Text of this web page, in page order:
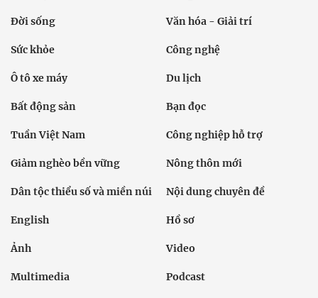
Đời sống Văn hóa - Giải trí
Sức khỏe Công nghệ
Ô tô xe máy Du lịch
Bất động sản Bạn đọc
Tuần Việt Nam Công nghiệp hỗ trợ
Giảm nghèo bền vững Nông thôn mới
Dân tộc thiểu số và miền núi Nội dung chuyên đề
English Hồ sơ
Ảnh Video
Multimedia Podcast